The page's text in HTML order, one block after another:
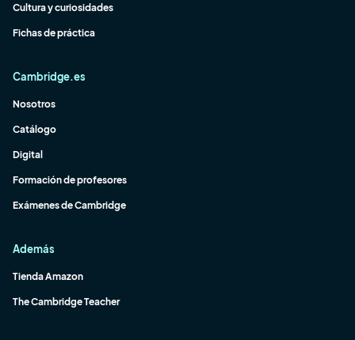
Cultura y curiosidades
Fichas de práctica
Cambridge.es
Nosotros
Catálogo
Digital
Formación de profesores
Exámenes de Cambridge
Además
Tienda Amazon
The Cambridge Teacher